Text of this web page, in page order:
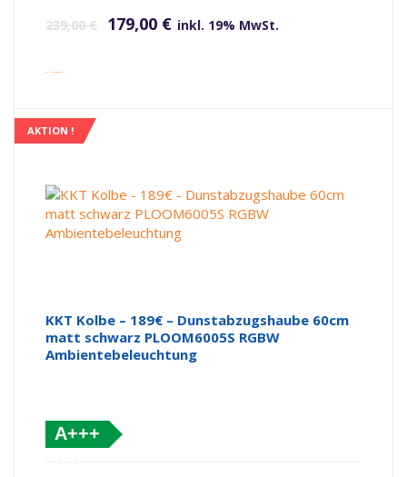
239,00€ 179,00 € inkl. 19% MwSt.
inkl. Versandkosten
AKTION !
KKT Kolbe – 189€ – Dunstabzugshaube 60cm
matt schwarz PLOOM6005S RGBW
Ambientebeleuchtung
A+++